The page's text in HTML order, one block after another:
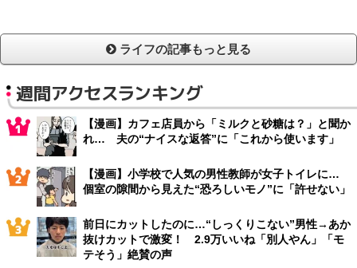
ライフの記事もっと見る
週間アクセスランキング
【漫画】カフェ店員から「ミルクと砂糖は？」と聞か
れ… 夫の“ナイスな返答”に「これから使います」
【漫画】小学校で人気の男性教師が女子トイレに…
個室の隙間から見えた“恐ろしいモノ”に「許せない」
前日にカットしたのに…“しっくりこない”男性→あか
抜けカットで激変！ 2.9万いいね「別人やん」「モ
テそう」絶賛の声